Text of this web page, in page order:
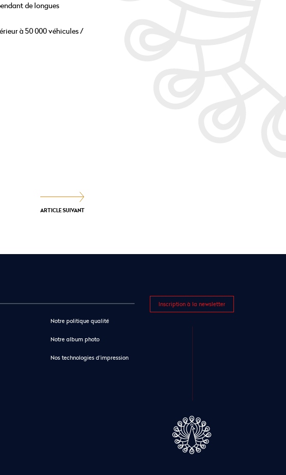
de longues
à 50 000 véhicules /
ARTICLE SUIVANT
Notre politique qualité
Notre album photo
Nos technologies d’impression
Inscription à la newsletter